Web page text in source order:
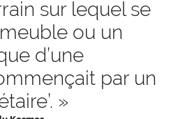
sur lequel se
ou un
d’une
par un
»